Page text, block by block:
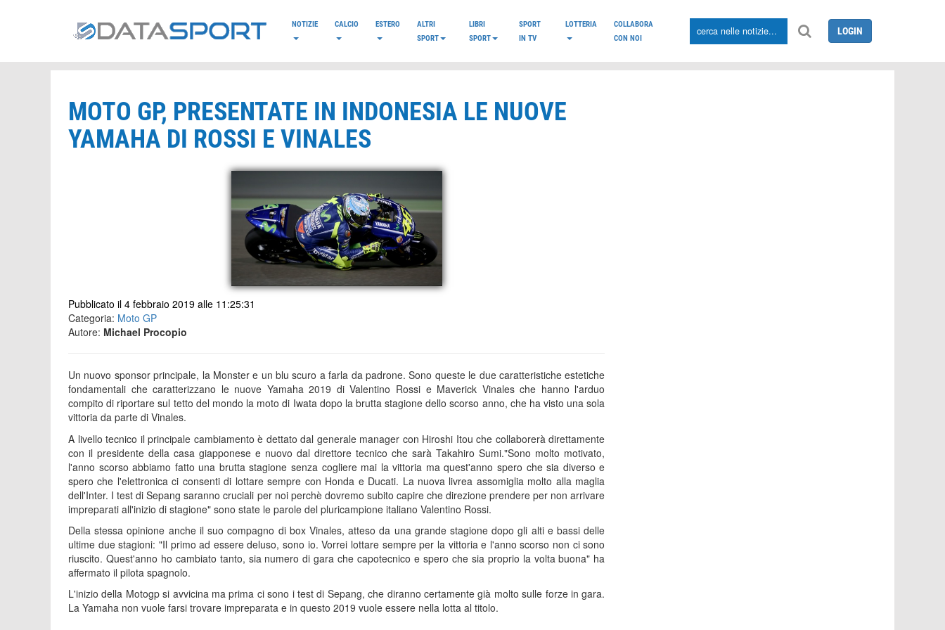
NOTIZIE CALCIO ESTERO
ALTRI
SPORT
LIBRI
SPORT
SPORT
IN TV
LOTTERIA
COLLABORA
CON NOI
LOGIN
MOTO GP, PRESENTATE IN INDONESIA LE NUOVE
YAMAHA DI ROSSI E VINALES
Pubblicato il 4 febbraio 2019 alle 11:25:31
Categoria: Moto GP
Autore: Michael Procopio
Un nuovo sponsor principale, la Monster e un blu scuro a farla da padrone. Sono queste le due caratteristiche estetiche
fondamentali che caratterizzano le nuove Yamaha 2019 di Valentino Rossi e Maverick Vinales che hanno l'arduo
compito di riportare sul tetto del mondo la moto di Iwata dopo la brutta stagione dello scorso anno, che ha visto una sola
vittoria da parte di Vinales.
A livello tecnico il principale cambiamento è dettato dal generale manager con Hiroshi Itou che collaborerà direttamente
con il presidente della casa giapponese e nuovo dal direttore tecnico che sarà Takahiro Sumi."Sono molto motivato,
l'anno scorso abbiamo fatto una brutta stagione senza cogliere mai la vittoria ma quest'anno spero che sia diverso e
spero che l'elettronica ci consenti di lottare sempre con Honda e Ducati. La nuova livrea assomiglia molto alla maglia
dell'Inter. I test di Sepang saranno cruciali per noi perchè dovremo subito capire che direzione prendere per non arrivare
impreparati all'inizio di stagione" sono state le parole del pluricampione italiano Valentino Rossi.
Della stessa opinione anche il suo compagno di box Vinales, atteso da una grande stagione dopo gli alti e bassi delle
ultime due stagioni: "Il primo ad essere deluso, sono io. Vorrei lottare sempre per la vittoria e l'anno scorso non ci sono
riuscito. Quest'anno ho cambiato tanto, sia numero di gara che capotecnico e spero che sia proprio la volta buona" ha
affermato il pilota spagnolo.
L'inizio della Motogp si avvicina ma prima ci sono i test di Sepang, che diranno certamente già molto sulle forze in gara.
La Yamaha non vuole farsi trovare impreparata e in questo 2019 vuole essere nella lotta al titolo.